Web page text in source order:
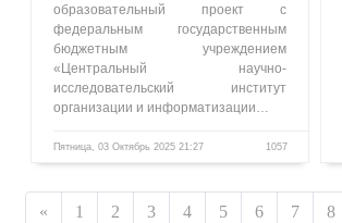
образовательный проект с
федеральным государственным
бюджетным учреждением
«Центральный научно-
исследовательский институт
организации и информатизации…
Пятница, 03 Октябрь 2025 21:27 1057
« 1 2 3 4 5 6 7 8